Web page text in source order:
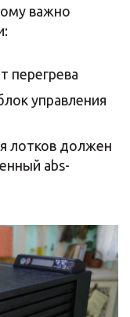
важно
перегрева
управления
лотков должен
abs-